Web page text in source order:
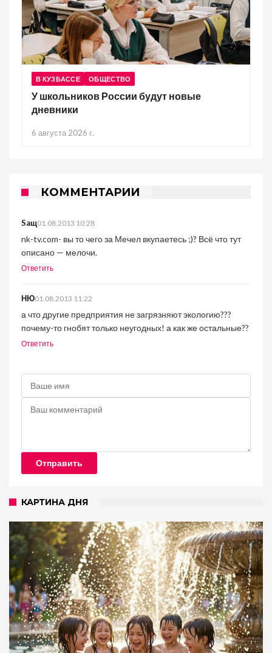
В КУЗБАССЕ ОБЩЕСТВО
У школьников России будут новые
дневники
6 августа 2026 г.
КОММЕНТАРИИ
Saщ01.08.2013 10:28
nk-tv.com- вы то чего за Мечел вкупаетесь ;)? Всё что тут
описано — мелочи.
Ответить
НЮ01.08.2013 11:22
а что другие предприятия не загрязняют экологию???
почему-то гнобят только неугодных! а как же остальные??
Ответить
Отправить
КАРТИНА ДНЯ